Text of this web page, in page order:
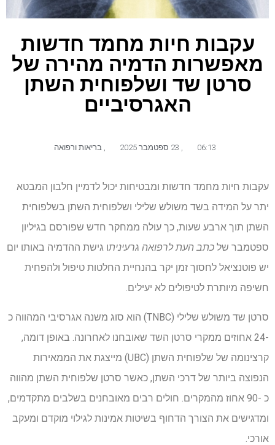
עקבות חיות מחמד חדשות
מאפשרות הדמיה מהירה של
סרטן שד ושלפוחית ​​השתן
האגרסיביים
06:13 בריאות ורפואה
עקבות חיות מחמד חדשות ומבטיחות יכול לדמיין חלבון המבטא
יתר על המידה בשד משולש שלילי ושלפוחית ​​השתן בשלפוחית ​​
השתן תוך ארבע שעות, כך עולה ממחקר חדש שפורסם בגיליון
ספטמבר של כתב העת לרפואה גרעיניתו גישת ההדמיה באותו יום
יש פוטנציאל לחסוך זמן יקר בהנחיית החלטות טיפול ולהפחית
חשיפה מיותרת לטיפולים לא יעילים.
סרטן שד משולש שלילי (TNBC) הוא סוג משנה אגרסיבי המהווה כ
-24 אחוזים ממקרי סרטן השד שאובחנו לאחרונה. באופן דומה,
קרצינומה של שלפוחית ​​השתן (UBC) מייצגת את הממאירות
הנפוצה ביותר של דרכי השתן, כאשר סרטן שלפוחית ​​השתן מהווה
כ -90 אחוז מהמקרים. חולים רבים מאובחנים בשלבים מתקדמים,
ומדגישים את הצורך הדחוף בשיטות אמינות לגילוי מוקדם ומעקב
אורכי.